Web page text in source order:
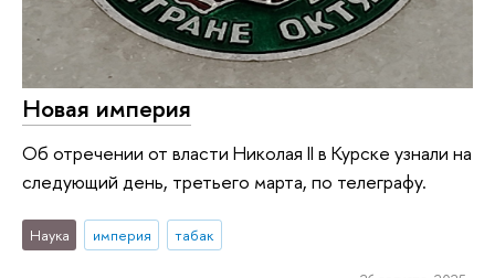
Новая империя
Об отречении от власти Николая II в Курске узнали на
следующий день, третьего марта, по телеграфу.
Наука империя табак